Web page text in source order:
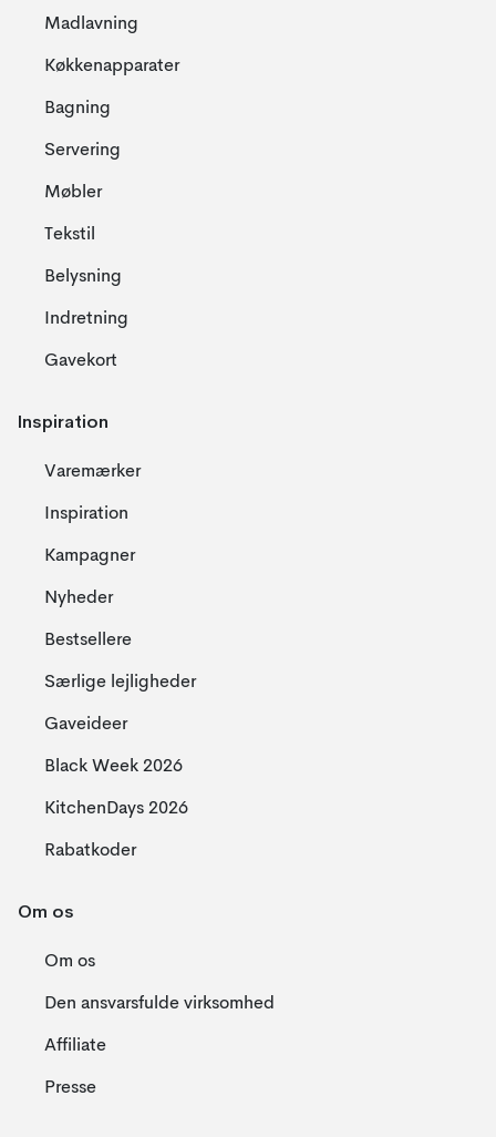
Madlavning
Køkkenapparater
Bagning
Servering
Møbler
Tekstil
Belysning
Indretning
Gavekort
Inspiration
Varemærker
Inspiration
Kampagner
Nyheder
Bestsellere
Særlige lejligheder
Gaveideer
Black Week 2026
KitchenDays 2026
Rabatkoder
Om os
Om os
Den ansvarsfulde virksomhed
Affiliate
Presse